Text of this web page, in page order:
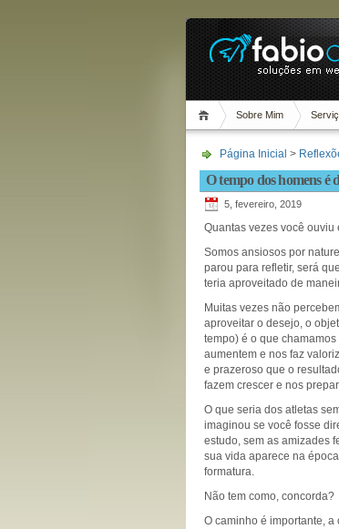
Sobre Mim
Página Inicial >
O tempo dos homens é
5, fevereiro, 2019
Quantas vezes você
Somos ansiosos por
parou para refletir, será
teria aproveitado de
Muitas vezes não
aproveitar o desejo, o
tempo) é o que
aumentem e nos faz
e prazeroso que o
fazem crescer e nos
O que seria dos atletas
imaginou se você fosse
estudo, sem as amizades
sua vida aparece na
formatura.
Não tem como, concorda?
O caminho é importante,